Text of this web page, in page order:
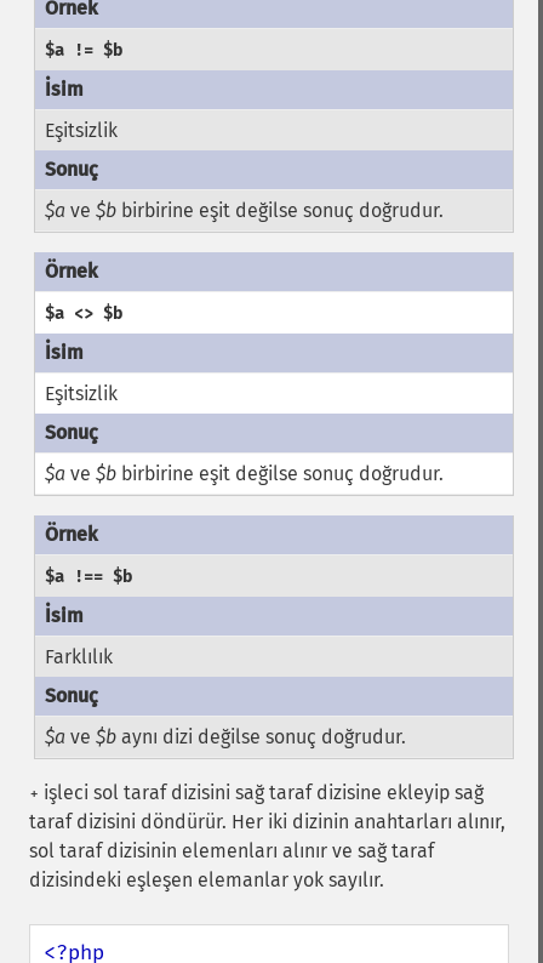
$a != $b
Eşitsizlik
$a ve $bbirbirine eşit değilse sonuç doğrudur.
$a <> $b
Eşitsizlik
$a ve $bbirbirine eşit değilse sonuç doğrudur.
$a !== $b
Farklılık
$a ve $baynı dizi değilse sonuç doğrudur.
+ işleci sol taraf dizisini sağ taraf dizisine ekleyip sağ
taraf dizisini döndürür. Her iki dizinin anahtarları alınır,
sol taraf dizisinin elemenları alınır ve sağ taraf
dizisindeki eşleşen elemanlar yok sayılır.
<?php